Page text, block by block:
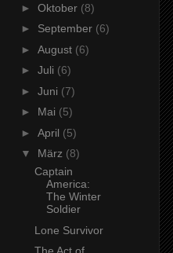
► Oktober (8)
► September (6)
► August (6)
► Juli (6)
► Juni (7)
► Mai (5)
► April (5)
▼ März (8)
Captain
America:
The Winter
Soldier
Lone Survivor